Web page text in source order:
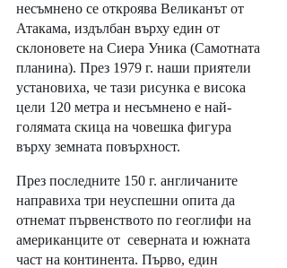
несъмнено се откроява Великанът от
Атакама, издълбан върху един от
склоновете на Сиера Уника (Самотната
планина). През 1979 г. наши приятели
установиха, че тази рисунка е висока
цели 120 метра и несъмнено е най-
голямата скица на човешка фигура
върху земната повърхност.
През последните 150 г. англичаните
направиха три неуспешни опита да
отнемат първенството по геоглифи на
американците от  северната и южната
част на континента. Първо, един